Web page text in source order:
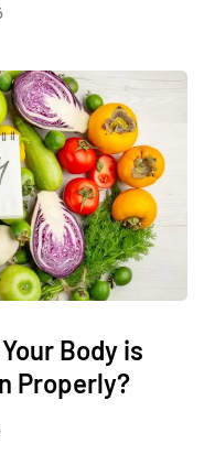
Body is
Properly?